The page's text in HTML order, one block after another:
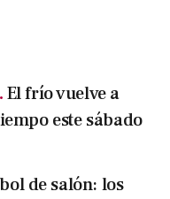
El frío vuelve a
este sábado
de salón: los